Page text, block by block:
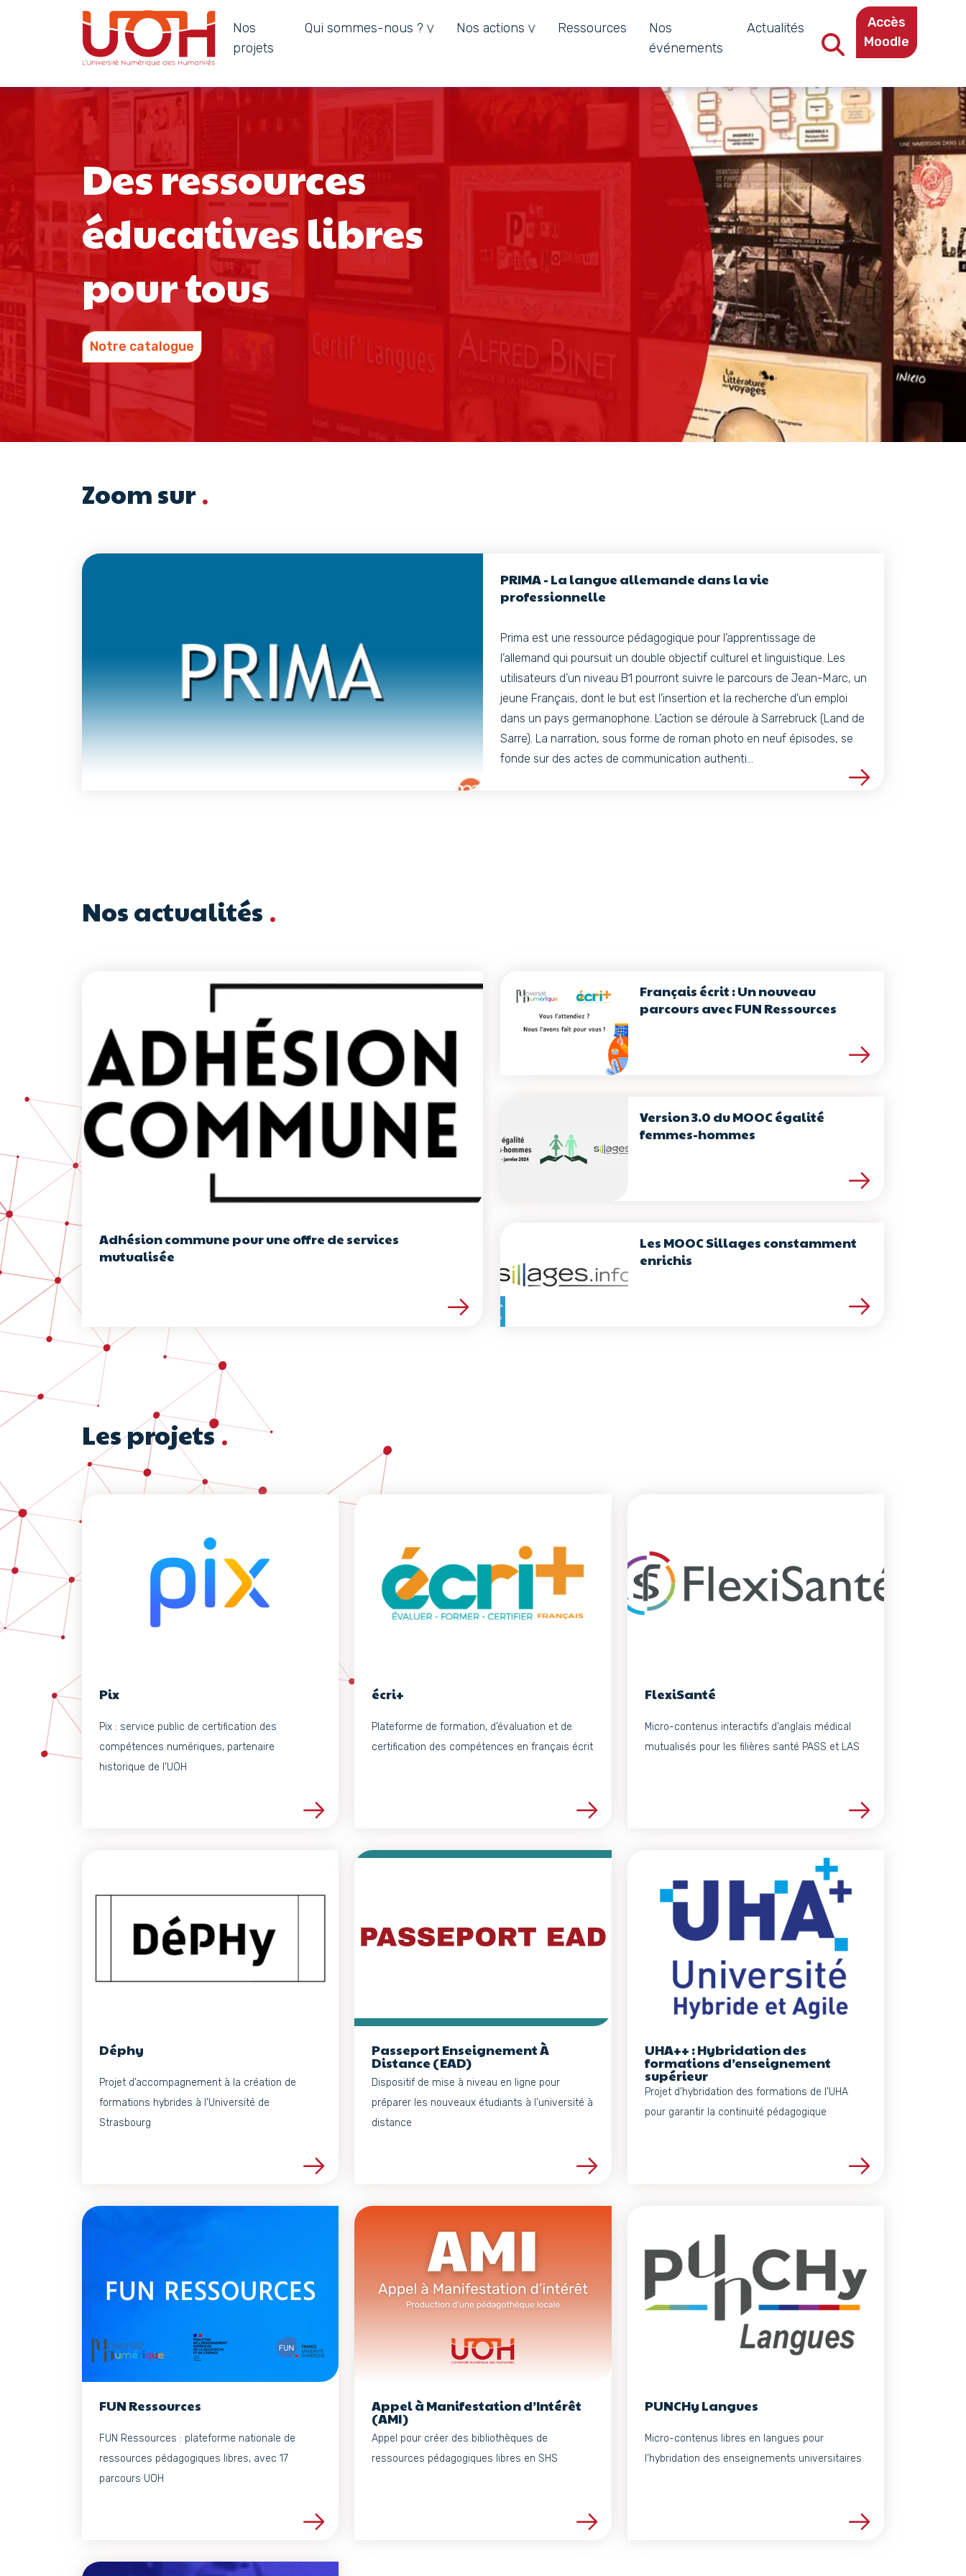
Passer au contenu
Navigation principale
Nos
projets
Qui sommes-nous ? Nos actions Ressources
Nos
événements
Actualités
Accès
Moodle
Des ressources
éducatives libres
pour tous
Notre catalogue
Zoom sur
PRIMA - La langue allemande dans la vie
professionnelle
Prima est une ressource pédagogique pour l’apprentissage de
l’allemand qui poursuit un double objectif culturel et linguistique. Les
utilisateurs d’un niveau B1 pourront suivre le parcours de Jean-Marc, un
jeune Français, dont le but est l’insertion et la recherche d’un emploi
dans un pays germanophone. L’action se déroule à Sarrebruck (Land de
Sarre). La narration, sous forme de roman photo en neuf épisodes, se
fonde sur des actes de communication authenti...
Lire la suite de PRIMA - La langue
Nos actualités
Adhésion commune pour une offre de services
mutualisée
Lire la suite de l’article Adhésion commune pour une offre de services mutualisée
Français écrit : Un nouveau
parcours avec FUN Ressources
Lire la suite de l’article Français
Version 3.0 du MOOC égalité
femmes-hommes
Lire la suite de l’article Version 3.0
Les MOOC Sillages constamment
enrichis
Lire la suite de l’article Les MOOC
Les projets
Pix
Pix : service public de certification des
compétences numériques, partenaire
historique de l’UOH
Voir les détails du projet
écri+
Plateforme de formation, d’évaluation et de
certification des compétences en français écrit
Voir les détails du projet
FlexiSanté
Micro-contenus interactifs d’anglais médical
mutualisés pour les filières santé PASS et LAS
Voir les détails du projet
Déphy
Projet d’accompagnement à la création de
formations hybrides à l’Université de
Strasbourg
Voir les détails du projet
Passeport Enseignement À
Distance (EAD)
Dispositif de mise à niveau en ligne pour
préparer les nouveaux étudiants à l’université à
distance
Voir les détails du projet
UHA++ : Hybridation des
formations d’enseignement
supérieur
Projet d’hybridation des formations de l’UHA
pour garantir la continuité pédagogique
Voir les détails du projet
FUN Ressources
FUN Ressources : plateforme nationale de
ressources pédagogiques libres, avec 17
parcours UOH
Voir les détails du projet
Appel à Manifestation d’Intérêt
(AMI)
Appel pour créer des bibliothèques de
ressources pédagogiques libres en SHS
Voir les détails du projet
PUNCHy Langues
Micro-contenus libres en langues pour
l’hybridation des enseignements universitaires
Voir les détails du projet